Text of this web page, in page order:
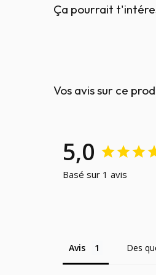
Ça pourrait
Vos avis sur ce
5,0
Basé sur 1 avis
Avis Des